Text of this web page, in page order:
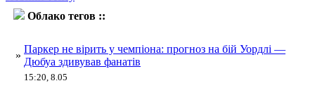
Облако тегов ::
»
Паркер не вірить у чемпіона: прогноз на бій Уордлі —
Дюбуа здивував фанатів
15:20, 8.05